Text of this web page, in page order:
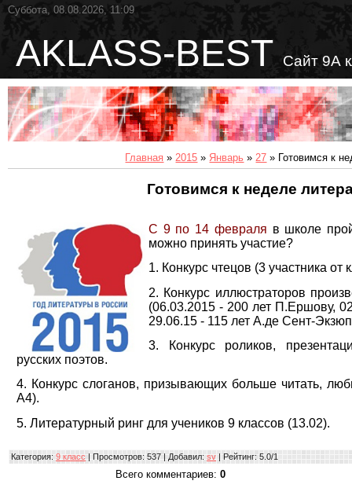
Суббота, 08.08.2026, 11:09
AKLASS-BEST Сайт 9А
Главная » 2015 » Январь » 27 » Готовимся к
Готовимся к неделе
С 9 по 14 февраля в школе
можно принять участие?
1. Конкурс чтецов (3 участника от
2. Конкурс иллюстраторов
(06.03.2015 - 200 лет П.Ершову,
29.06.15 - 115 лет А.де Сент-
3. Конкурс роликов,
русских поэтов.
4. Конкурс слоганов, призывающих больше читать,
А4).
5. Литературный ринг для учеников 9 классов (13.02).
Категория: 9 класс | Просмотров: 537 | Добавил: sv | Рейтинг: 5.0/1
Всего комментариев: 0